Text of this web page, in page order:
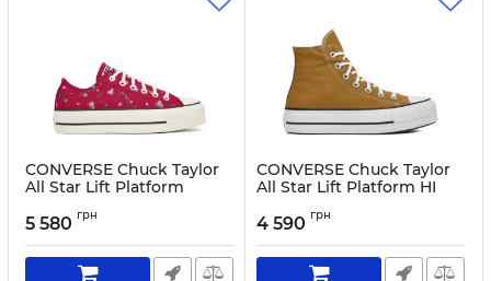
CONVERSE Chuck Taylor
All Star Lift Platform
Patchwork A15535C
Артикул: 0000305693488-37
5 580 грн
CONVERSE Chuck Taylor
All Star Lift Platform HI
Артикул: 0000303749224-36.1_2
4 590 грн